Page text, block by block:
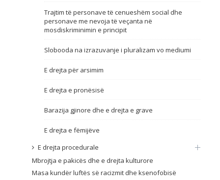
Trajtim të personave të cenueshëm social dhe
personave me nevoja të veçanta në
mosdiskriminimin e principit
Slobooda na izrazuvanje i pluralizam vo mediumi
E drejta për arsimim
E drejta e pronësisë
Barazija gjinore dhe e drejta e grave
E drejta e fëmijëve
E drejta procedurale
Mbrojtja e pakicës dhe e drejta kulturore
Masa kundër luftës së racizmit dhe ksenofobisë